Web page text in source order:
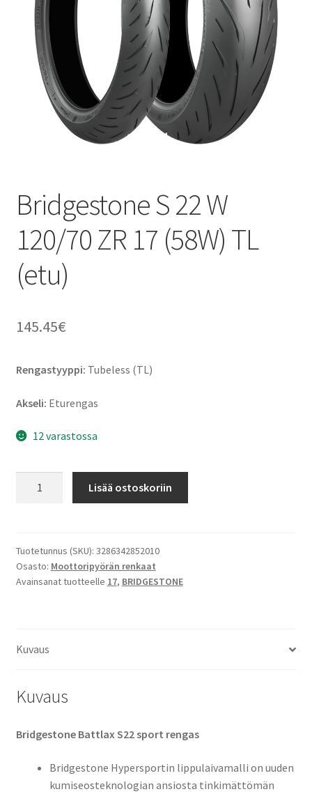
Bridgestone S 22 W
120/70 ZR 17 (58W) TL
(etu)
145.45€
Rengastyyppi: Tubeless (TL)
Akseli: Eturengas
12 varastossa
120/70
ZR
17
määrä
Lisää ostoskoriin
Tuotetunnus (SKU): 3286342852010
Osasto: Moottoripyörän renkaat
Avainsanat tuotteelle 17, BRIDGESTONE
Kuvaus
Kuvaus
Bridgestone Battlax S22 sport rengas
Bridgestone Hypersportin lippulaivamalli on uuden
kumiseosteknologian ansiosta tinkimättömän